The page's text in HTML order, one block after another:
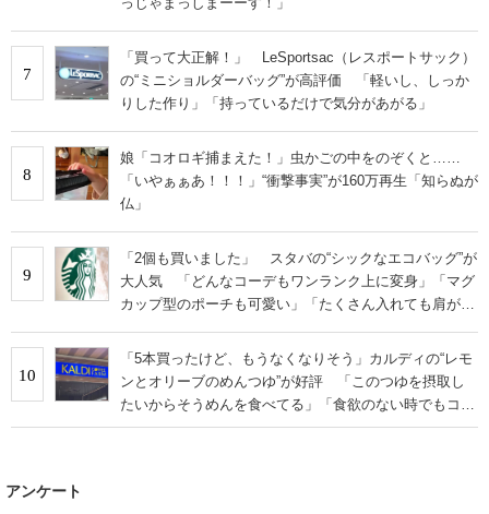
7
「買って大正解！」 LeSportsac（レスポートサック）
の“ミニショルダーバッグ”が高評価 「軽いし、しっか
りした作り」「持っているだけで気分があがる」
8
娘「コオロギ捕まえた！」虫かごの中をのぞくと……
「いやぁぁあ！！！」“衝撃事実”が160万再生「知らぬが
仏」
9
「2個も買いました」 スタバの“シックなエコバッグ”が
大人気 「どんなコーデもワンランク上に変身」「マグ
カップ型のポーチも可愛い」「たくさん入れても肩が痛
10
「5本買ったけど、もうなくなりそう」カルディの“レモ
ンとオリーブのめんつゆ”が好評 「このつゆを摂取し
たいからそうめんを食べてる」「食欲のない時でもコレ
で食べられる」
アンケート